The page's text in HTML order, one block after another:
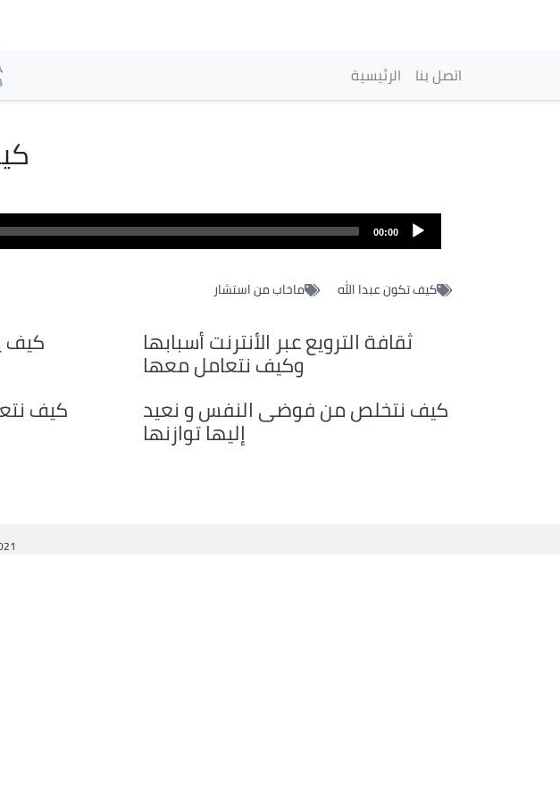
Navigation
الرئيسية اتصل بنا
00:00
كيف تكون عبدا الله ماخاب من استشار
ثقافة الترويع عبر الأنترنت أسبابها
وكيف نتعامل معها
كيف
كيف نتخلص من فوضى النفس و نعيد
إليها توازنها
كيف